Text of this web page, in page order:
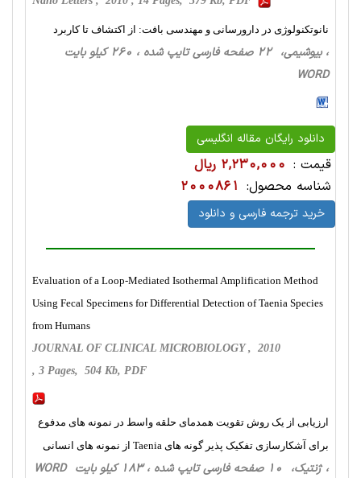
نانوتکنولوژی در دارورسانی و مهندسی بافت: از اکتشاف تا کاربرد
، بیوشیمی، 22 صفحه فارسی تایپ شده ، 260 کیلو بایت
WORD
دانلود رایگان مقاله انگلیسی
قیمت : 2,230,000 ریال
شناسه محصول: 2000861
خرید ترجمه فارسی و دانلود
Evaluation of a Loop-Mediated Isothermal Amplification Method
Using Fecal Specimens for Differential Detection of Taenia Species
from Humans
JOURNAL OF CLINICAL MICROBIOLOGY , 2010
, 3 Pages, 504 Kb, PDF
ارزیابی از یک روش تقویت همدمای حلقه واسط در نمونه های مدفوع
برای آشکارسازی تفکیک پذیر گونه های Taenia از نمونه های انسانی
، ژنتیک، 10 صفحه فارسی تایپ شده ، 183 کیلو بایت WORD